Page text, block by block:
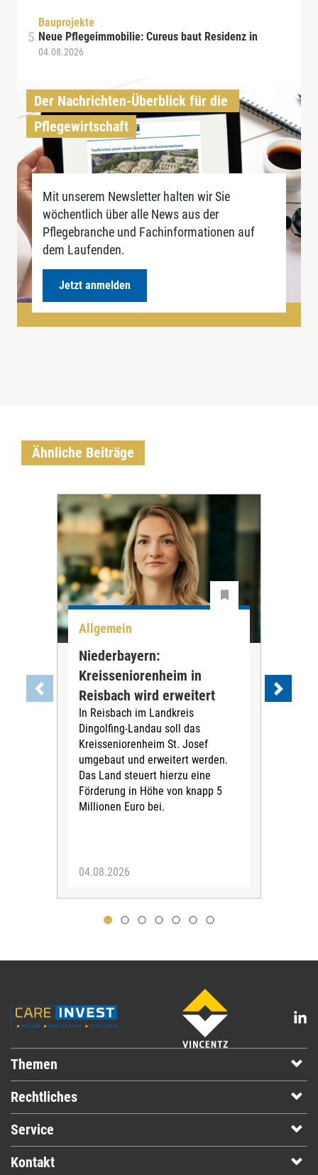
Bauprojekte
Neue Pflegeimmobilie: Cureus baut Residenz in
04.08.2026
Der Nachrichten-Überblick für die
Pflegewirtschaft
Mit unserem Newsletter halten wir Sie
wöchentlich über alle News aus der
Pflegebranche und Fachinformationen auf
dem Laufenden.
Jetzt anmelden
Ähnliche Beiträge
Allgemein
Niederbayern:
Kreisseniorenheim in
Reisbach wird erweitert
In Reisbach im Landkreis
Dingolfing-Landau soll das
Kreisseniorenheim St. Josef
umgebaut und erweitert werden.
Das Land steuert hierzu eine
Förderung in Höhe von knapp 5
Millionen Euro bei.
04.08.2026
Themen
Rechtliches
Service
Kontakt